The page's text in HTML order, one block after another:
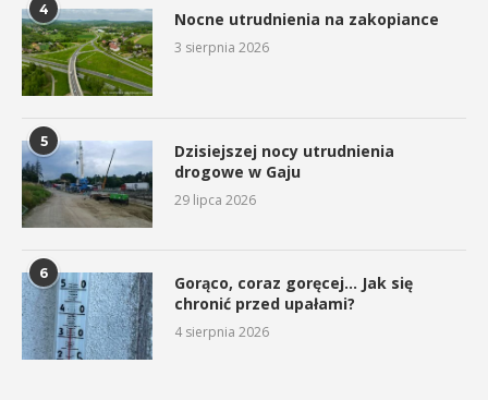
4 Nocne utrudnienia na zakopiance
3 sierpnia 2026
5
Dzisiejszej nocy utrudnienia
drogowe w Gaju
29 lipca 2026
6
Gorąco, coraz goręcej… Jak się
chronić przed upałami?
4 sierpnia 2026